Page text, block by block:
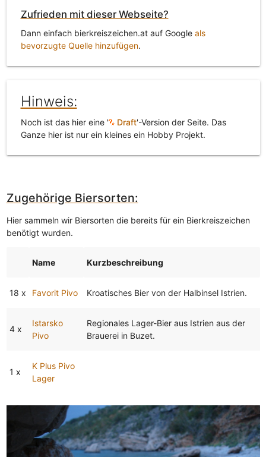
Zufrieden mit dieser Webseite?
Dann einfach bierkreiszeichen.at auf Google als
bevorzugte Quelle hinzufügen.
Hinweis:
Noch ist das hier eine ' Draft'-Version der Seite. Das
Ganze hier ist nur ein kleines ein Hobby Projekt.
Zugehörige Biersorten:
Hier sammeln wir Biersorten die bereits für ein Bierkreiszeichen
benötigt wurden.
Name Kurzbeschreibung
18 x Favorit Pivo Kroatisches Bier von der Halbinsel Istrien.
4 x
Istarsko
Pivo
Regionales Lager-Bier aus Istrien aus der
Brauerei in Buzet.
1 x
K Plus Pivo
Lager